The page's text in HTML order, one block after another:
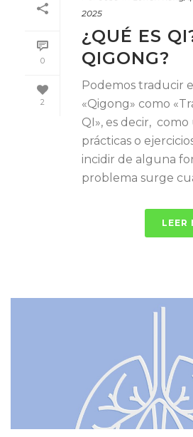
0
2
2025
¿QUÉ ES
QIGONG?
Podemos traducir
«Qigong» como
QI», es decir, como
prácticas o
incidir de alguna
problema surge
LEER